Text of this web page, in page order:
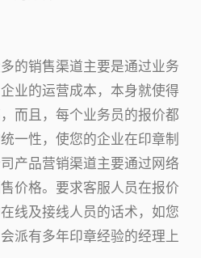
的销售渠道主要是通过业务
业的运营成本，本身就使得
而且，每个业务员的报价都
一性，使您的企业在印章制
产品营销渠道主要通过网络
价格。要求客服人员在报价
线及接线人员的话术，如您
派有多年印章经验的经理上